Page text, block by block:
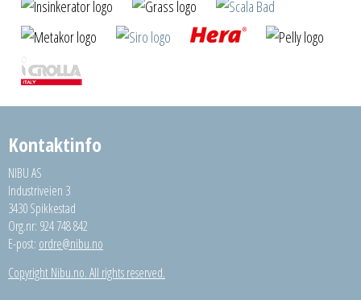
Kontaktinfo
NIBU AS
Industriveien 3
3430 Spikkestad
Org.nr: 924 748 842
E-post: ordre@nibu.no
Copyright Nibu.no. All rights reserved.